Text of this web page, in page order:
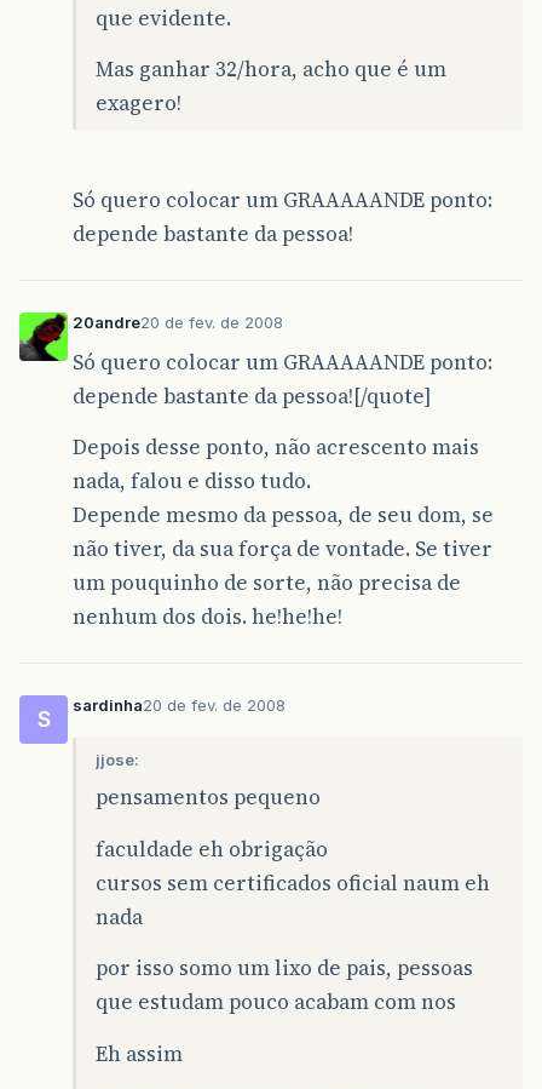
que evidente.
Mas ganhar 32/hora, acho que é um
exagero!
Só quero colocar um GRAAAAANDE ponto:
depende bastante da pessoa!
20andre20 de fev. de 2008
Só quero colocar um GRAAAAANDE ponto:
depende bastante da pessoa![/quote]
Depois desse ponto, não acrescento mais
nada, falou e disso tudo.
Depende mesmo da pessoa, de seu dom, se
não tiver, da sua força de vontade. Se tiver
um pouquinho de sorte, não precisa de
nenhum dos dois. he!he!he!
S
sardinha20 de fev. de 2008
jjose:
pensamentos pequeno
faculdade eh obrigação
cursos sem certificados oficial naum eh
nada
por isso somo um lixo de pais, pessoas
que estudam pouco acabam com nos
Eh assim